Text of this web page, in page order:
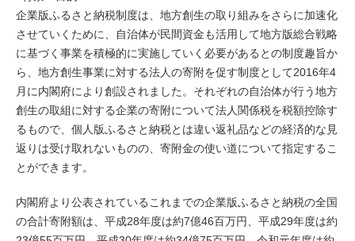
企業版ふるさと納税制度は、地方創生の取り組みをさらに加速化
させていくために、自治体が民間資金も活用して地方版総合戦略
に基づく事業を積極的に実施していく必要があるとの制度趣旨か
ら、地方創生事業に対する法人の寄附を促す制度として2016年4
月に内閣府により創設されました。それぞれの自治体が行う地方
創生の取組に対する企業の寄附について法人関係税を税額控除す
るもので、個人版ふるさと納税とは違い返礼品などの経済的な見
返りは受け取れないものの、寄附金の使い道について指定するこ
とができます。
内閣府より公表されているこれまでの企業版ふるさと納税の全国
の合計寄附額は、平成28年度は約7億46百万円、平成29年度は約